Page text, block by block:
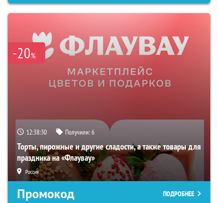
-20%
12:38:29 Получили:6
Торты, пирожные и другие сладости, а также товары для
праздника на «Флаувау»
Россия
Промокод ПОДРОБНЕЕ